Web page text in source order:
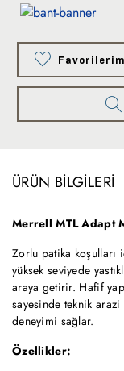
ÜRÜN BILGILERI
Merrell MTL Adapt
Zorlu patika koşulları
yüksek seviyede
araya getirir. Hafif
sayesinde teknik
deneyimi sağlar.
Özellikler: